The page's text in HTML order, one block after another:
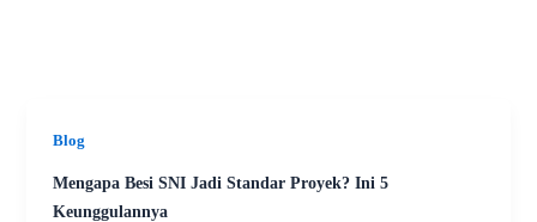
Blog
Mengapa Besi SNI Jadi Standar Proyek? Ini 5
Keunggulannya